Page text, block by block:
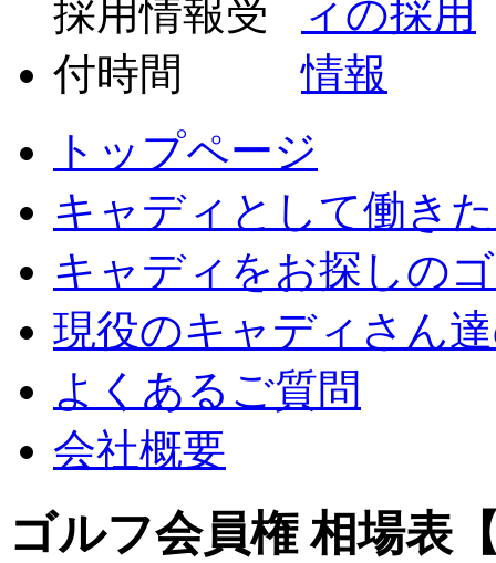
トップページ
キャディとして働き
キャディをお探しの
現役のキャディさん
よくあるご質問
会社概要
ゴルフ会員権 相場表